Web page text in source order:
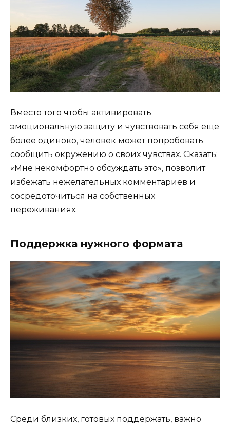
Вместо того чтобы активировать
эмоциональную защиту и чувствовать себя еще
более одиноко, человек может попробовать
сообщить окружению о своих чувствах. Сказать:
«Мне некомфортно обсуждать это», позволит
избежать нежелательных комментариев и
сосредоточиться на собственных
переживаниях.
Поддержка нужного формата
Среди близких, готовых поддержать, важно